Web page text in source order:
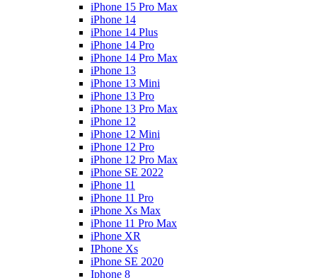
iPhone 15 Pro Max
iPhone 14
iPhone 14 Plus
iPhone 14 Pro
iPhone 14 Pro Max
iPhone 13
iPhone 13 Mini
iPhone 13 Pro
iPhone 13 Pro Max
iPhone 12
iPhone 12 Mini
iPhone 12 Pro
iPhone 12 Pro Max
iPhone SE 2022
iPhone 11
iPhone 11 Pro
iPhone Xs Max
iPhone 11 Pro Max
iPhone XR
IPhone Xs
iPhone SE 2020
Iphone 8